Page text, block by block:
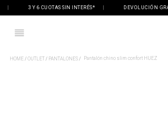
3 Y 6 CUOTAS SIN INTERÉS* | DEVOLUCIÓN GRATIS
OUTLET PANTALONES Pantalón chino slim confort HUEZ